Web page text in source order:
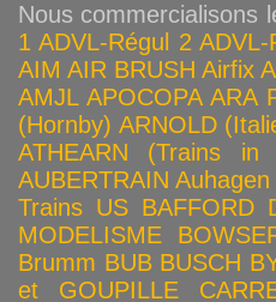
Nous commercialisons
1 ADVL-Régul 2 ADVL-
AIM AIR BRUSH Airfix
AMJL APOCOPA ARA
(Hornby) ARNOLD
ATHEARN (Trains in
AUBERTRAIN Auhagen
Trains US BAFFORD
MODELISME
Brumm BUB BUSCH
et GOUPILLE